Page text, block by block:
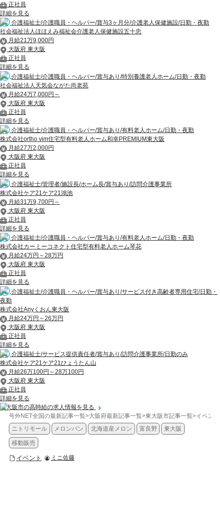
正社員
詳細を見る
介護福祉士/介護職員・ヘルパー/賞与3ヶ月分/介護老人保健施設/日勤・夜勤
社会福祉法人ほほえみ福祉会介護老人保健施設五十忠
月給21万9,000円
大阪府 東大阪
正社員
詳細を見る
介護福祉士/介護職員・ヘルパー/賞与あり/特別養護老人ホーム/日勤・夜勤
社会福祉法人天気会ながた尚老苑
月給24万7,000円～
大阪府 東大阪
正社員
詳細を見る
介護福祉士/介護職員・ヘルパー/賞与あり/有料老人ホーム/日勤・夜勤
株式会社ortho vim住宅型有料老人ホーム和幸PREMIUM東大阪
月給27万2,000円
大阪府 東大阪
正社員
詳細を見る
介護福祉士/管理者/施設長/ホーム長/賞与あり/訪問介護事業所
株式会社ケア21ケア21鴻池
月給31万9,700円～
大阪府 東大阪
正社員
詳細を見る
介護福祉士/介護職員・ヘルパー/賞与あり/有料老人ホーム/日勤・夜勤
株式会社カーミーコネクト住宅型有料老人ホーム琴花
月給24万円～28万円
大阪府 東大阪
正社員
詳細を見る
介護福祉士/介護職員・ヘルパー/賞与あり/サービス付き高齢者専用住宅/日勤・
夜勤
株式会社Anyくおん東大阪
月給24万円～26万円
大阪府 東大阪
正社員
詳細を見る
介護福祉士/サービス提供責任者/賞与あり/訪問介護事業所/日勤のみ
株式会社ケア21ケア21ひょうたん山
月給26万100円～28万100円
大阪府 東大阪
正社員
詳細を見る
東大阪市の高時給の求人情報を見る
号外NET全国の最新記事一覧>大阪府最新記事一覧>東大阪市記事一覧>イベント
ニトリモール
メロンパン 北海道産メロン 富良野 東大阪
移動販売
イベント ミニ佐藤